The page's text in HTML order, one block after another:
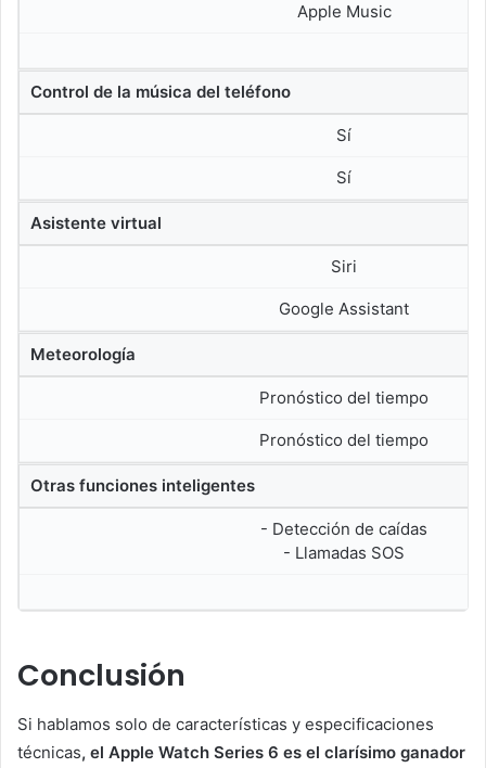
Apple Music
Control de la música del teléfono
Sí
Sí
Asistente virtual
Siri
Google Assistant
Meteorología
Pronóstico del tiempo
Pronóstico del tiempo
Otras funciones inteligentes
- Detección de caídas
- Llamadas SOS
Conclusión
Si hablamos solo de características y especificaciones
técnicas, el Apple Watch Series 6 es el clarísimo ganador